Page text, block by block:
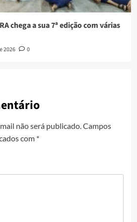
chega a sua 7ª edição com várias
2026 0
não será publicado. Campos
com *